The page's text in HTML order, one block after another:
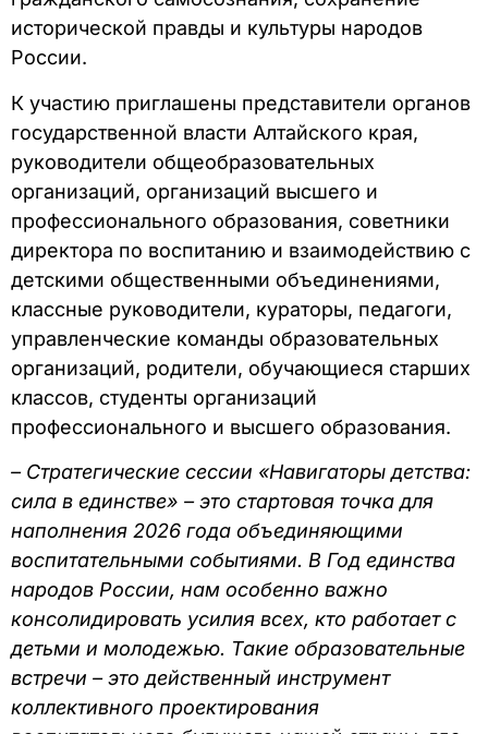
исторической правды и культуры народов
России.
К участию приглашены представители органов
государственной власти Алтайского края,
руководители общеобразовательных
организаций, организаций высшего и
профессионального образования, советники
директора по воспитанию и взаимодействию с
детскими общественными объединениями,
классные руководители, кураторы, педагоги,
управленческие команды образовательных
организаций, родители, обучающиеся старших
классов, студенты организаций
профессионального и высшего образования.
– Стратегические сессии «Навигаторы детства:
сила в единстве» – это стартовая точка для
наполнения 2026 года объединяющими
воспитательными событиями. В Год единства
народов России, нам особенно важно
консолидировать усилия всех, кто работает с
детьми и молодежью. Такие образовательные
встречи – это действенный инструмент
коллективного проектирования